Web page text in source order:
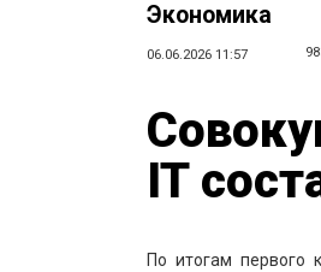
Экономика
06.06.2026 11:57
IT
По итогам первого